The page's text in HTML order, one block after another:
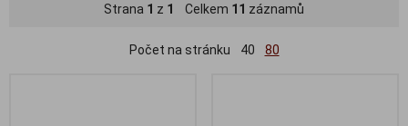
Strana 1 z 1 Celkem 11 záznamů
Počet na stránku 40 80